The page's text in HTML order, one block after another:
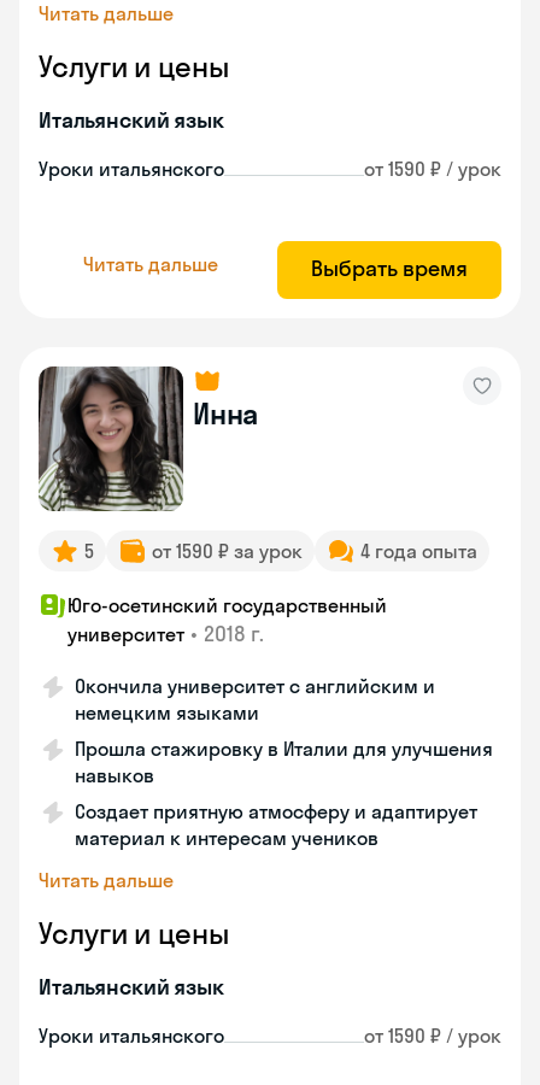
Читать дальше
Услуги и цены
Итальянский язык
Уроки итальянского от 1590 ₽ / урок
Читать дальше Выбрать время
Инна
5 от 1590 ₽ за урок 4 года опыта
Юго-осетинский государственный
университет • 2018 г.
Окончила университет с английским и
немецким языками
Прошла стажировку в Италии для улучшения
навыков
Создает приятную атмосферу и адаптирует
материал к интересам учеников
Читать дальше
Услуги и цены
Итальянский язык
Уроки итальянского от 1590 ₽ / урок